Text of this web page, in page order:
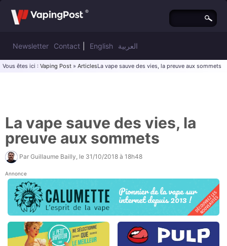
Newsletter Contact English العربية
Vous êtes ici : Vaping Post » ArticlesLa vape sauve des vies, la preuve aux sommets
La vape sauve des vies, la
preuve aux sommets
Par Guillaume Bailly , le 31/10/2018 à 18h48
Annonce